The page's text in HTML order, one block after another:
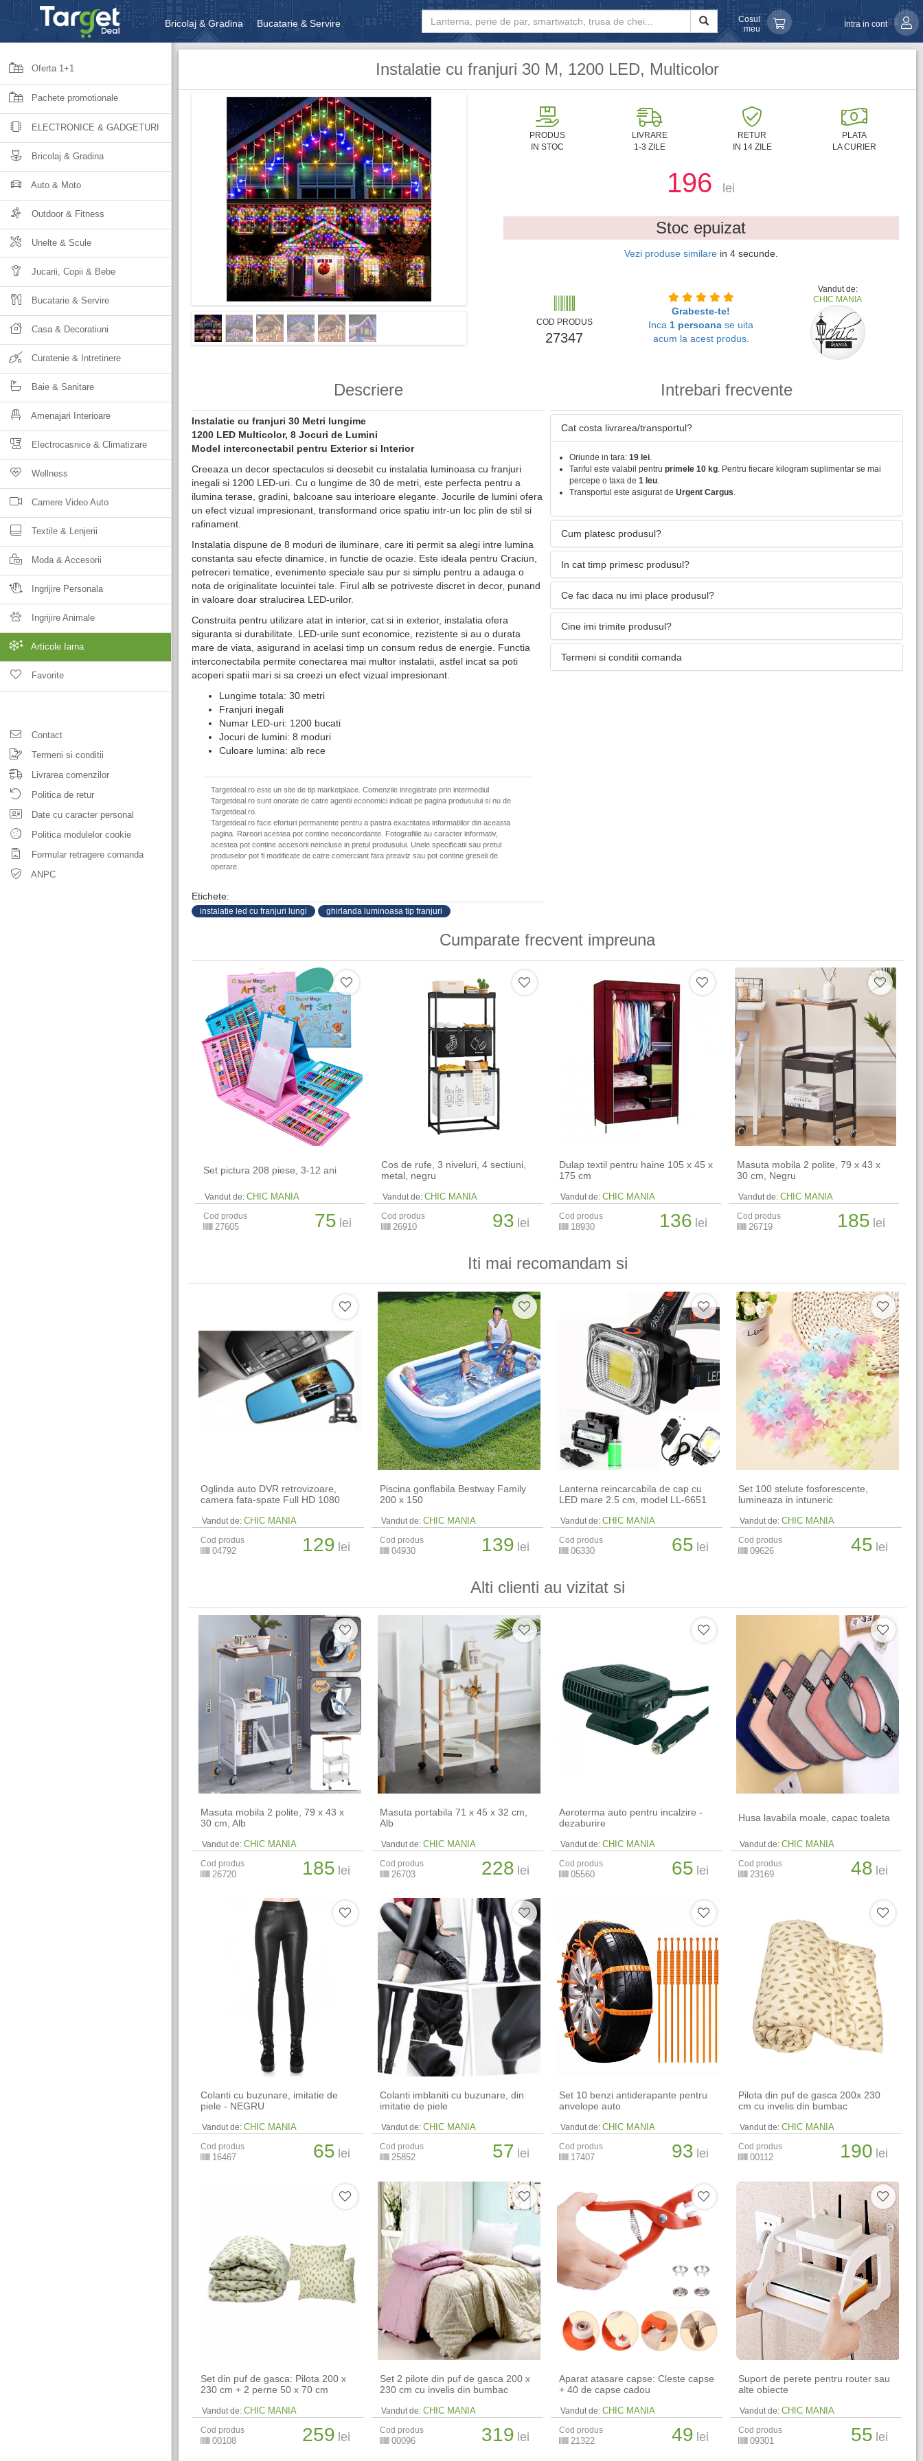
Bricolaj & Gradina Bucatarie & Servire
Unelte & Scule Jucarii, Copii & Bebe
Cosul
meu
Intra in cont
Oferta 1+1
Pachete promotionale
ELECTRONICE & GADGETURI
Bricolaj & Gradina
Auto & Moto
Outdoor & Fitness
Unelte & Scule
Jucarii, Copii & Bebe
Bucatarie & Servire
Casa & Decoratiuni
Curatenie & Intretinere
Baie & Sanitare
Amenajari Interioare
Electrocasnice & Climatizare
Wellness
Camere Video Auto
Textile & Lenjerii
Moda & Accesorii
Ingrijire Personala
Ingrijire Animale
Articole Iarna
Favorite
Contact
Termeni si conditii
Livrarea comenzilor
Politica de retur
Date cu caracter personal
Politica modulelor cookie
Formular retragere comanda
ANPC
Instalatie cu franjuri 30 M, 1200 LED, Multicolor
PRODUS
IN STOC
LIVRARE
1-3 ZILE
RETUR
IN 14 ZILE
PLATA
LA CURIER
196 lei
Stoc epuizat
Vezi produse similare in 2secunde.
COD PRODUS
27347
Grabeste-te!
Inca 1 persoana se uita
acum la acest produs.
Vandut de:
CHIC MANIA
Descriere
Instalatie cu franjuri 30 Metri lungime
1200 LED Multicolor, 8 Jocuri de Lumini
Model interconectabil pentru Exterior si Interior
Creeaza un decor spectaculos si deosebit cu instalatia luminoasa cu franjuri
inegali si 1200 LED-uri. Cu o lungime de 30 de metri, este perfecta pentru a
ilumina terase, gradini, balcoane sau interioare elegante. Jocurile de lumini ofera
un efect vizual impresionant, transformand orice spatiu intr-un loc plin de stil si
rafinament.
Instalatia dispune de 8 moduri de iluminare, care iti permit sa alegi intre lumina
constanta sau efecte dinamice, in functie de ocazie. Este ideala pentru Craciun,
petreceri tematice, evenimente speciale sau pur si simplu pentru a adauga o
nota de originalitate locuintei tale. Firul alb se potriveste discret in decor, punand
in valoare doar stralucirea LED-urilor.
Construita pentru utilizare atat in interior, cat si in exterior, instalatia ofera
siguranta si durabilitate. LED-urile sunt economice, rezistente si au o durata
mare de viata, asigurand in acelasi timp un consum redus de energie. Functia
interconectabila permite conectarea mai multor instalatii, astfel incat sa poti
acoperi spatii mari si sa creezi un efect vizual impresionant.
Lungime totala: 30 metri
Franjuri inegali
Numar LED-uri: 1200 bucati
Jocuri de lumini: 8 moduri
Culoare lumina: alb rece
Targetdeal.ro este un site de tip marketplace. Comenzile inregistrate prin intermediul
Targetdeal.ro sunt onorate de catre agentii economici indicati pe pagina produsului si nu de
Targetdeal.ro.
Targetdeal.ro face eforturi permanente pentru a pastra exactitatea informatiilor din aceasta
pagina. Rareori acestea pot contine neconcordante. Fotografiile au caracter informativ,
acestea pot contine accesorii neincluse in pretul produsului. Unele specificatii sau pretul
produselor pot fi modificate de catre comerciant fara preaviz sau pot contine greseli de
operare.
Etichete:
instalatie led cu franjuri lungi ghirlanda luminoasa tip franjuri
Intrebari frecvente
Cat costa livrarea/transportul?
Oriunde in tara: 19 lei.
Tariful este valabil pentru primele 10 kg. Pentru fiecare kilogram suplimentar se mai
percepe o taxa de 1 leu.
Transportul este asigurat de Urgent Cargus.
Cum platesc produsul?
In cat timp primesc produsul?
Ce fac daca nu imi place produsul?
Cine imi trimite produsul?
Termeni si conditii comanda
Cumparate frecvent impreuna
Set pictura 208 piese, 3-12 ani
Vandut de: CHIC MANIA
Cod produs
27605 75 lei
Cos de rufe, 3 niveluri, 4 sectiuni,
metal, negru
Vandut de: CHIC MANIA
Cod produs
26910 93 lei
Dulap textil pentru haine 105 x 45 x
175 cm
Vandut de: CHIC MANIA
Cod produs
18930 136 lei
Masuta mobila 2 polite, 79 x 43 x
30 cm, Negru
Vandut de: CHIC MANIA
Cod produs
26719 185 lei
Iti mai recomandam si
Oglinda auto DVR retrovizoare,
camera fata-spate Full HD 1080
Vandut de: CHIC MANIA
Cod produs
04792 129 lei
Piscina gonflabila Bestway Family
200 x 150
Vandut de: CHIC MANIA
Cod produs
04930 139 lei
Lanterna reincarcabila de cap cu
LED mare 2.5 cm, model LL-6651
Vandut de: CHIC MANIA
Cod produs
06330 65 lei
Set 100 stelute fosforescente,
lumineaza in intuneric
Vandut de: CHIC MANIA
Cod produs
09626 45 lei
Alti clienti au vizitat si
Masuta mobila 2 polite, 79 x 43 x
30 cm, Alb
Vandut de: CHIC MANIA
Cod produs
26720 185 lei
Masuta portabila 71 x 45 x 32 cm,
Alb
Vandut de: CHIC MANIA
Cod produs
26703 228 lei
Aeroterma auto pentru incalzire -
dezaburire
Vandut de: CHIC MANIA
Cod produs
05560 65 lei
Husa lavabila moale, capac toaleta
Vandut de: CHIC MANIA
Cod produs
23169 48 lei
Colanti cu buzunare, imitatie de
piele - NEGRU
Vandut de: CHIC MANIA
Cod produs
16467 65 lei
Colanti imblaniti cu buzunare, din
imitatie de piele
Vandut de: CHIC MANIA
Cod produs
25852 57 lei
Set 10 benzi antiderapante pentru
anvelope auto
Vandut de: CHIC MANIA
Cod produs
17407 93 lei
Pilota din puf de gasca 200x 230
cm cu invelis din bumbac
Vandut de: CHIC MANIA
Cod produs
00112 190 lei
Set din puf de gasca: Pilota 200 x
230 cm + 2 perne 50 x 70 cm
Vandut de: CHIC MANIA
Cod produs
00108 259 lei
Set 2 pilote din puf de gasca 200 x
230 cm cu invelis din bumbac
Vandut de: CHIC MANIA
Cod produs
00096 319 lei
Aparat atasare capse: Cleste capse
+ 40 de capse cadou
Vandut de: CHIC MANIA
Cod produs
21322 49 lei
Suport de perete pentru router sau
alte obiecte
Vandut de: CHIC MANIA
Cod produs
09301 55 lei